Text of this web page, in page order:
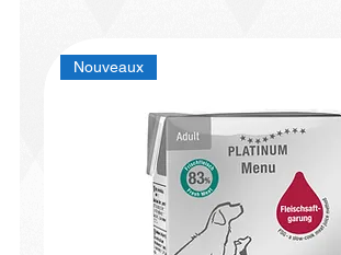
Nouveaux